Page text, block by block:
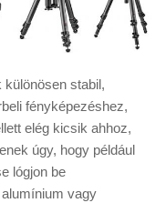
stabil,
fényképezéshez,
elég kicsik ahhoz,
úgy, hogy például
lógjon be
vagy